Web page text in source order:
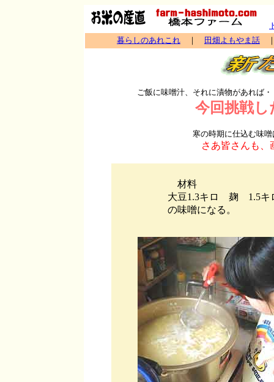
暮らしのあれこれ ｜ 田畑よもやま話
ご飯に味噌汁、それに漬物があれば
今回挑戦
寒の時期に仕込む味
さあ皆さんも、
材料
大豆1.3キロ 麹 1.5キ
の味噌になる。